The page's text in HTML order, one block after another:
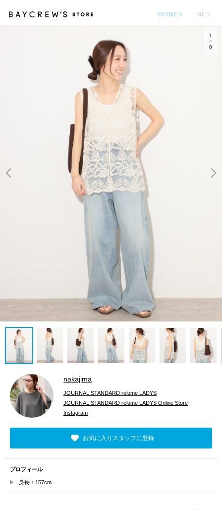
WOMEN MEN
1
8
nakajima
JOURNAL STANDARD relume LADYS
JOURNAL STANDARD relume LADYS Online Store
Instagram
お気に入りスタッフに登録
プロフィール
身長：157cm